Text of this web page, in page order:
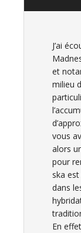
J’ai
et
milieu
vous
alors
pour
ska
dans
En